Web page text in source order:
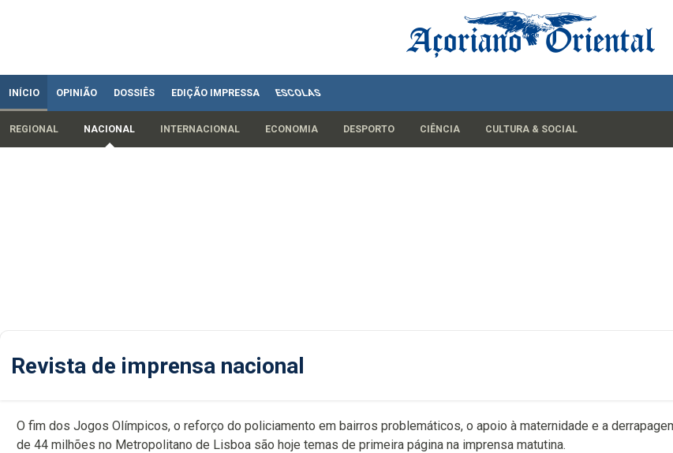
INÍCIO OPINIÃO DOSSIÊS EDIÇÃO IMPRESSA ESCOLAS
REGIONAL NACIONAL INTERNACIONAL ECONOMIA DESPORTO CIÊNCIA CULTURA & SOCIAL
Revista de imprensa nacional
O fim dos Jogos Olímpicos, o reforço do policiamento em bairros problemáticos, o apoio à maternidade e a
de 44 milhões no Metropolitano de Lisboa são hoje temas de primeira página na imprensa matutina.